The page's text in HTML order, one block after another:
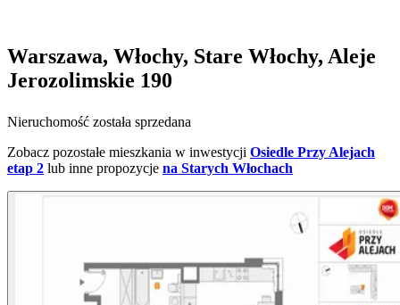
Warszawa, Włochy, Stare Włochy, Aleje
Jerozolimskie 190
Nieruchomość została sprzedana
Zobacz pozostałe mieszkania w inwestycji Osiedle Przy Alejach
etap 2 lub inne propozycje na Starych Włochach